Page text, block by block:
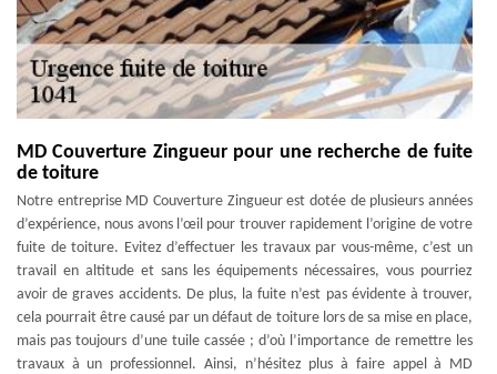
MD Couverture Zingueur pour une recherche de fuite
de toiture
Notre entreprise MD Couverture Zingueur est dotée de plusieurs années
d’expérience, nous avons l’œil pour trouver rapidement l’origine de votre
fuite de toiture. Evitez d’effectuer les travaux par vous-même, c’est un
travail en altitude et sans les équipements nécessaires, vous pourriez
avoir de graves accidents. De plus, la fuite n’est pas évidente à trouver,
cela pourrait être causé par un défaut de toiture lors de sa mise en place,
mais pas toujours d’une tuile cassée ; d’où l’importance de remettre les
travaux à un professionnel. Ainsi, n’hésitez plus à faire appel à MD